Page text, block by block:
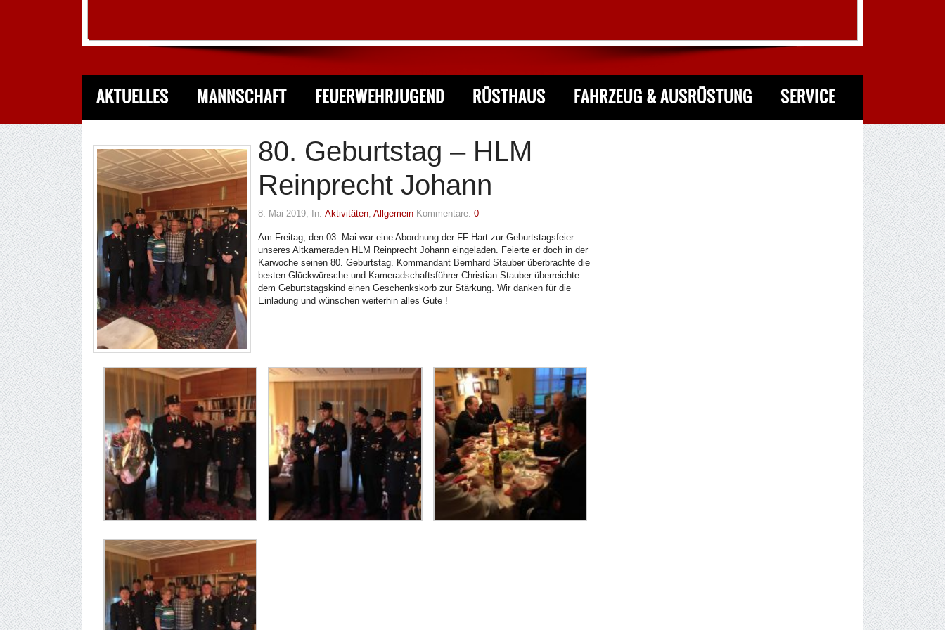
AKTUELLES MANNSCHAFT FEUERWEHRJUGEND RÜSTHAUS FAHRZEUG & AUSRÜSTUNG SERVICE
80. Geburtstag – HLM
Reinprecht Johann
8. Mai 2019, In: Aktivitäten, Allgemein Kommentare: 0
Am Freitag, den 03. Mai war eine Abordnung der FF-Hart zur Geburtstagsfeier
unseres Altkameraden HLM Reinprecht Johann eingeladen. Feierte er doch in der
Karwoche seinen 80. Geburtstag. Kommandant Bernhard Stauber überbrachte die
besten Glückwünsche und Kameradschaftsführer Christian Stauber überreichte
dem Geburtstagskind einen Geschenkskorb zur Stärkung. Wir danken für die
Einladung und wünschen weiterhin alles Gute !